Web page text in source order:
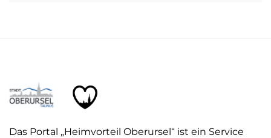
Das Portal „Heimvorteil Oberursel“ ist ein Service